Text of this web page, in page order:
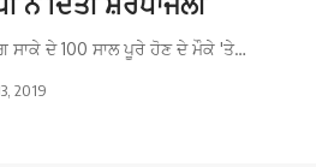
ਸਾਕੇ ਦੇ 100 ਸਾਲ ਪੂਰੇ ਹੋਣ ਦੇ ਮੌਕੇ 'ਤੇ…
2019